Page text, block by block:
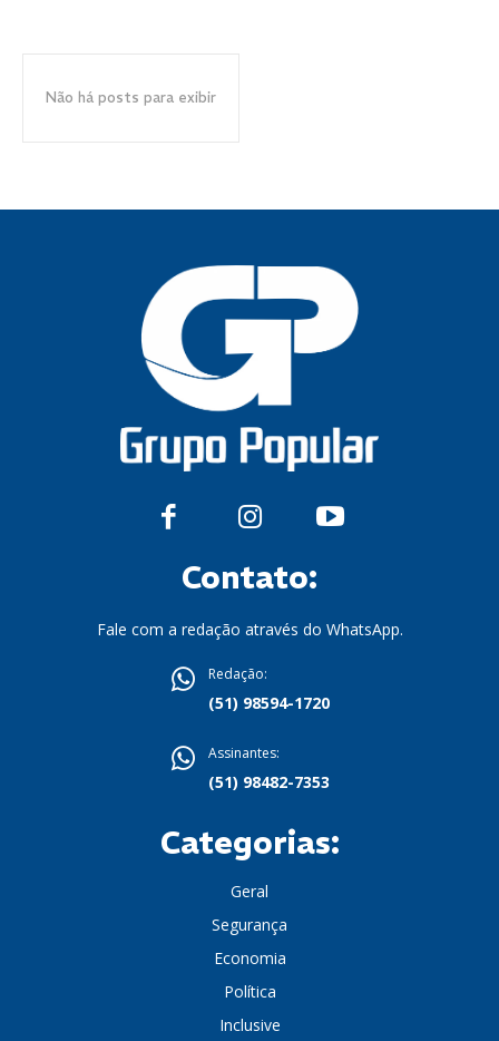
Não há posts para exibir
Contato:
Fale com a redação através do WhatsApp.
Redação:
(51) 98594-1720
Assinantes:
(51) 98482-7353
Categorias:
Geral
Segurança
Economia
Política
Inclusive